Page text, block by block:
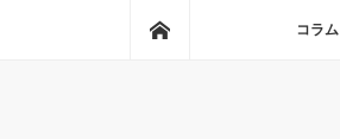
コラム